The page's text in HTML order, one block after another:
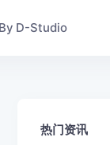
D-Studio
热门资讯